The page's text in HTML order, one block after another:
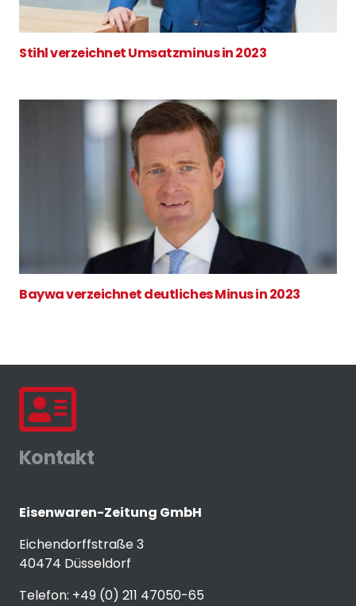
Stihl verzeichnet Umsatzminus in 2023
Baywa verzeichnet deutliches Minus in 2023
Kontakt
Eisenwaren-Zeitung GmbH
Eichendorffstraße 3
40474 Düsseldorf
Telefon: +49 (0) 211 47050-65